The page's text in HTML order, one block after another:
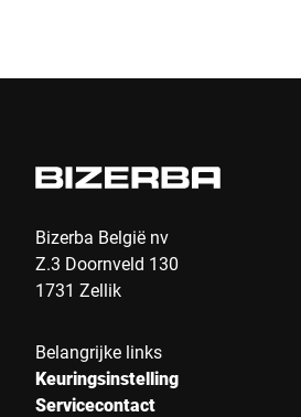
Bizerba België nv
Z.3 Doornveld 130
1731 Zellik
Belangrijke links
Keuringsinstelling
Servicecontact